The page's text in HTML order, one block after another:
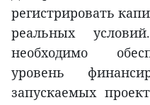
регистрировать
реальных
необходимо
уровень
запускаемых